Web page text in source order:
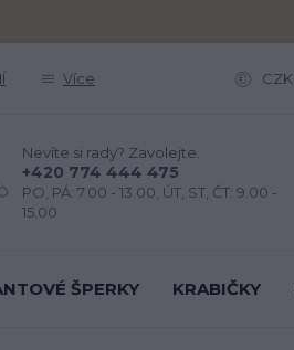
Více CZK
Nevíte si rady? Zavolejte.
+420 774 444 475
PO, PÁ: 7.00 - 13.00, ÚT, ST, ČT: 9.00 -
15.00
ŠPERKY KRABIČKY